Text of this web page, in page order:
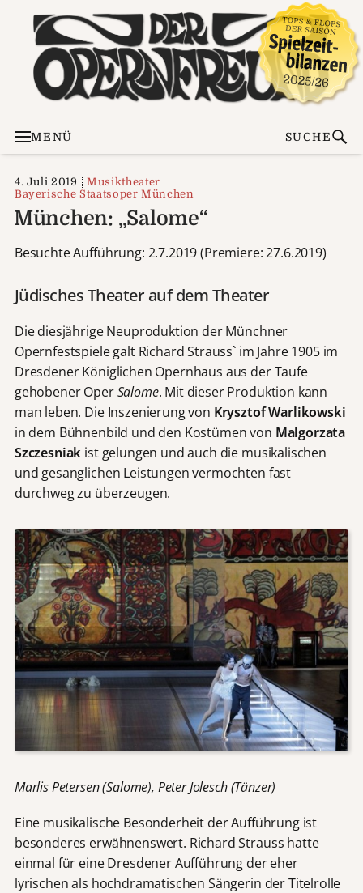
MENÜ SUCHE
4. Juli 2019
Musiktheater
Bayerische Staatsoper München
München: „Salome“
Besuchte Aufführung: 2.7.2019 (Premiere: 27.6.2019)
Jüdisches Theater auf dem Theater
Die diesjährige Neuproduktion der Münchner
Opernfestspiele galt Richard Strauss` im Jahre 1905 im
Dresdener Königlichen Opernhaus aus der Taufe
gehobener OperSalome. Mit dieser Produktion kann
man leben. Die Inszenierung von Krysztof Warlikowski
in dem Bühnenbild und den Kostümen von Malgorzata
Szczesniak ist gelungen und auch die musikalischen
und gesanglichen Leistungen vermochten fast
durchweg zu überzeugen.
Marlis Petersen (Salome), Peter Jolesch (Tänzer)
Eine musikalische Besonderheit der Aufführung ist
besonderes erwähnenswert. Richard Strauss hatte
einmal für eine Dresdener Aufführung der eher
lyrischen als hochdramatischen Sängerin der Titelrolle